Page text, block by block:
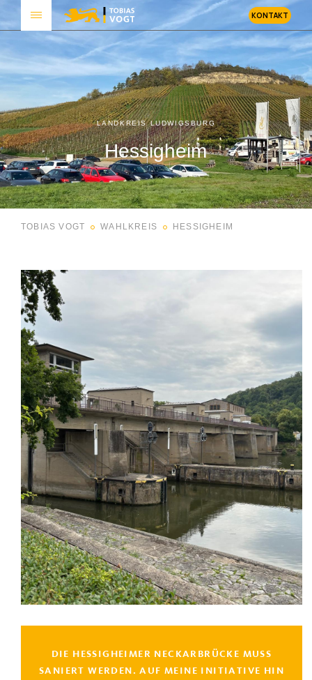
KONTAKT
LANDKREIS LUDWIGSBURG
Hessigheim
TOBIAS VOGT WAHLKREIS HESSIGHEIM
DIE HESSIGHEIMER NECKARBRÜCKE MUSS
SANIERT WERDEN. AUF MEINE INITIATIVE HIN